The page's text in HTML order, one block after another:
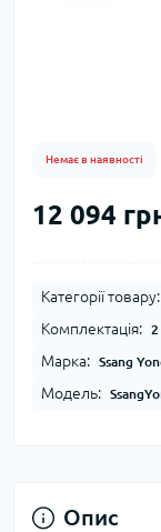
Немає в наявності
12 094
Категорії товару:
Комплектація: 2
Марка: Ssang
Модель:
Опис